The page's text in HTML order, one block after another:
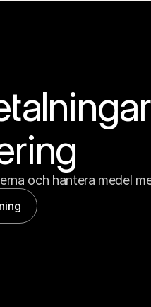
och hantera medel